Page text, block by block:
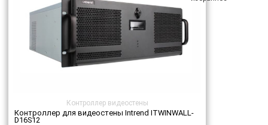
Контроллер видеостены
Контроллер для видеостены Intrend ITWINWALL-
D16S12